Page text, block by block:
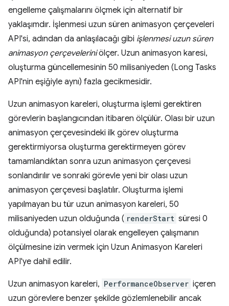
engelleme çalışmalarını ölçmek için alternatif bir
yaklaşımdır. İşlenmesi uzun süren animasyon çerçeveleri
API'si, adından da anlaşılacağı gibi işlenmesi uzun süren
animasyon çerçeveleriniölçer. Uzun animasyon karesi,
oluşturma güncellemesinin 50 milisaniyeden (Long Tasks
API'nin eşiğiyle aynı) fazla gecikmesidir.
Uzun animasyon kareleri, oluşturma işlemi gerektiren
görevlerin başlangıcından itibaren ölçülür. Olası bir uzun
animasyon çerçevesindeki ilk görev oluşturma
gerektirmiyorsa oluşturma gerektirmeyen görev
tamamlandıktan sonra uzun animasyon çerçevesi
sonlandırılır ve sonraki görevle yeni bir olası uzun
animasyon çerçevesi başlatılır. Oluşturma işlemi
yapılmayan bu tür uzun animasyon kareleri, 50
milisaniyeden uzun olduğunda ( renderStart süresi 0
olduğunda) potansiyel olarak engelleyen çalışmanın
ölçülmesine izin vermek için Uzun Animasyon Kareleri
API'ye dahil edilir.
Uzun animasyon kareleri, PerformanceObserver içeren
uzun görevlere benzer şekilde gözlemlenebilir ancak